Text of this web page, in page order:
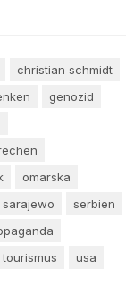
christian schmidt
genozid
omarska
sarajewo
serbien
tourismus usa